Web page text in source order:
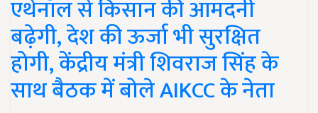
एथेनॉल से किसान की आमदनी
बढ़ेगी, देश की ऊर्जा भी सुरक्षित
होगी, केंद्रीय मंत्री शिवराज सिंह के
साथ बैठक में बोले AIKCC के नेता